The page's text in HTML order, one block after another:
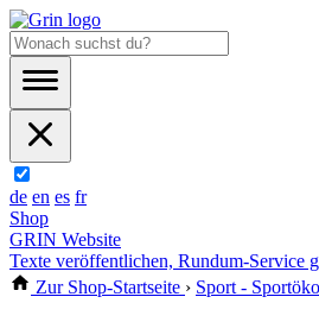
de en es fr
Shop
GRIN Website
Texte veröffentlichen, Rundum-Service
Zur Shop-Startseite › Sport -